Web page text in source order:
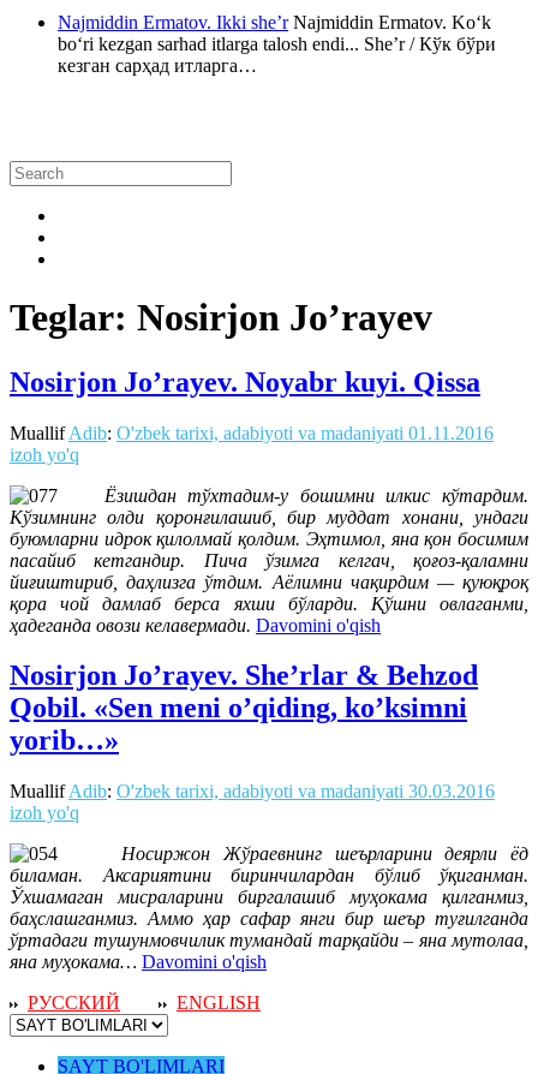
Najmiddin Ermatov. Ikki she’rNajmiddin Ermatov. Ko‘k
bo‘ri kezgan sarhad itlarga talosh endi... She’r / Кўк бўри
кезган сарҳад итларга…
Teglar: Nosirjon Jo’rayev
Nosirjon Jo’rayev. Noyabr kuyi. Qissa
MuallifAdib: O'zbek tarixi, adabiyoti va madaniyati 01.11.2016
izoh yo'q
Ёзишдан тўхтадим-у бошимни илкис кўтардим.
Кўзимнинг олди қоронғилашиб, бир муддат хонани, ундаги
буюмларни идрок қилолмай қолдим. Эҳтимол, яна қон босимим
пасайиб кетгандир. Пича ўзимга келгач, қоғоз-қаламни
йиғиштириб, даҳлизга ўтдим. Аёлимни чақирдим — қуюқроқ
қора чой дамлаб берса яхши бўларди. Қўшни овлаганми,
ҳадеганда овози келавермади. Davomini o'qish
Nosirjon Jo’rayev. She’rlar & Behzod
Qobil. «Sen meni o’qiding, ko’ksimni
yorib…»
MuallifAdib: O'zbek tarixi, adabiyoti va madaniyati 30.03.2016
izoh yo'q
Носиржон Жўраевнинг шеърларини деярли ёд
биламан. Аксариятини биринчилардан бўлиб ўқиганман.
Ўхшамаган мисраларини биргалашиб муҳокама қилганмиз,
баҳслашганмиз. Аммо ҳар сафар янги бир шеър туғилганда
ўртадаги тушунмовчилик тумандай тарқайди – яна мутолаа,
яна муҳокама… Davomini o'qish
РУССКИЙ
ENGLISH
SAYT BO'LIMLARI